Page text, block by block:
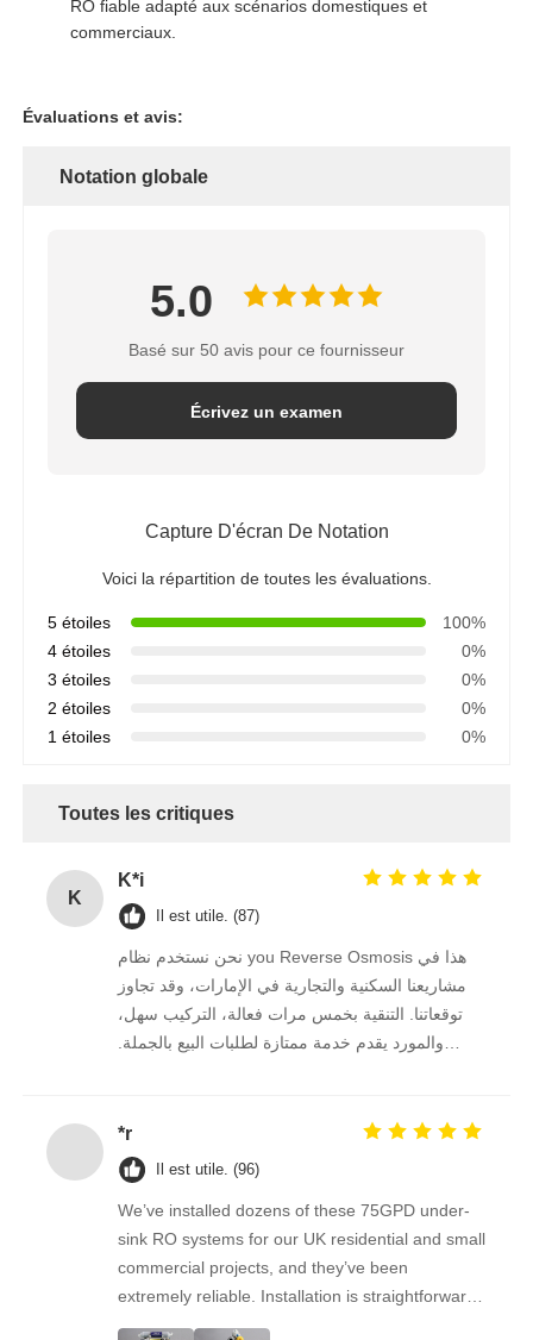
stérilisateur UV de l'eau
Raccords de connexion pour filtre à eau
Membrane industrielle de RO
Récipient à pression de FRP
Résine d'échange d'ions
Valve de contrôle du filtre
Électrovanne
manomètre
Débitmètre
Support RO
RO fiable adapté aux scénarios domestiques et
commerciaux.
Évaluations et avis:
Notation globale
5.0
Basé sur 50 avis pour ce fournisseur
Écrivez un examen
Capture D'écran De Notation
Voici la répartition de toutes les évaluations.
5 étoiles
100%
4 étoiles
0%
3 étoiles
0%
2 étoiles
0%
1 étoiles
0%
Toutes les critiques
K
K*i
Il est utile. (87)
نحن نستخدم نظام you Reverse Osmosis هذا في
مشاريعنا السكنية والتجارية في الإمارات، وقد تجاوز
توقعاتنا. التنقية بخمس مرات فعالة، التركيب سهل،
والمورد يقدم خدمة ممتازة لطلبات البيع بالجملة.
*r
Il est utile. (96)
We’ve installed dozens of these 75GPD under-
sink RO systems for our UK residential and small
commercial projects, and they’ve been
extremely reliable. Installation is straightforward,
the filters are easy to replace, and the water